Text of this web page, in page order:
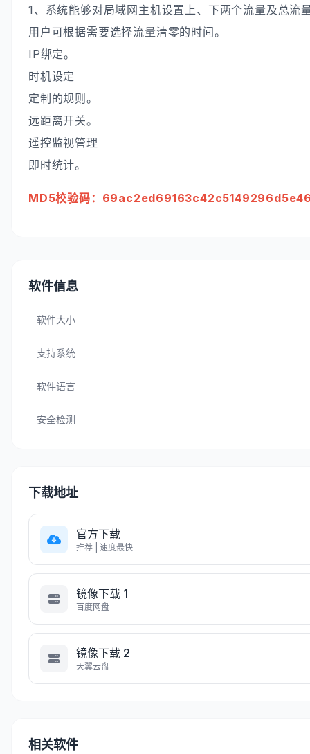
1、系统能够对局域网主机设置上、下两个流量及总流
用户可根据需要选择流量清零的时间。
IP绑定。
时机设定
定制的规则。
远距离开关。
遥控监视管理
即时统计。
MD5校验码：
软件信息
软件大小
支持系统
软件语言
安全检测
下载地址
官方下载
推荐 | 速度最快
镜像下载 1
百度网盘
镜像下载 2
天翼云盘
相关软件